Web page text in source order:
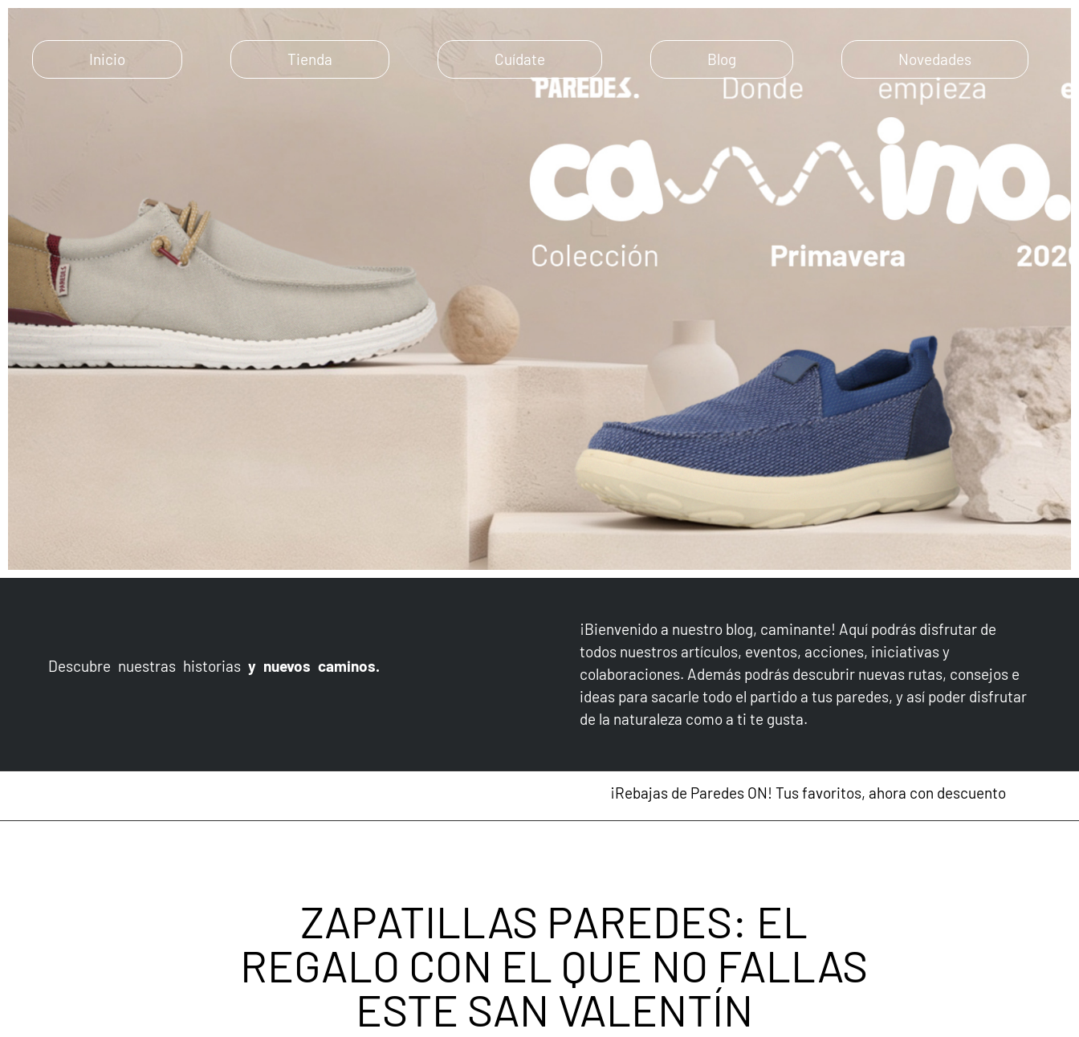
Inicio Tienda Cuídate Blog Novedades
PAREDES
Descubre nuestras historias y nuevos caminos.
¡Bienvenido a nuestro blog, caminante! Aquí podrás disfrutar de
todos nuestros artículos, eventos, acciones, iniciativas y
colaboraciones. Además podrás descubrir nuevas rutas, consejos e
ideas para sacarle todo el partido a tus paredes, y así poder disfrutar
de la naturaleza como a ti te gusta.
¡Rebajas de Paredes ON! Tus favoritos, ahora con descuento Grupo Paredes, finalista
ZAPATILLAS PAREDES: EL
REGALO CON EL QUE NO FALLAS
ESTE SAN VALENTÍN